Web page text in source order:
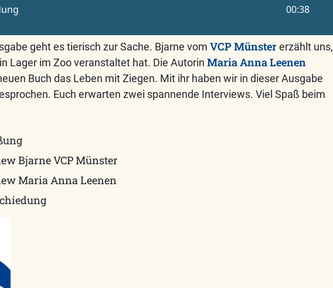
geht es tierisch zur Sache. Bjarne vom VCP Münstererzählt uns,
Lager im Zoo veranstaltet hat. Die Autorin Maria Anna Leenen
Buch das Leben mit Ziegen. Mit ihr haben wir in dieser Ausgabe
Euch erwarten zwei spannende Interviews. Viel Spaß beim
Bjarne VCP Münster
Maria Anna Leenen